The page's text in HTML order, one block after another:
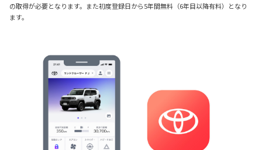
の取得が必要となります。また初度登録日から5年間無料（6年目以降有料）となり
ます。